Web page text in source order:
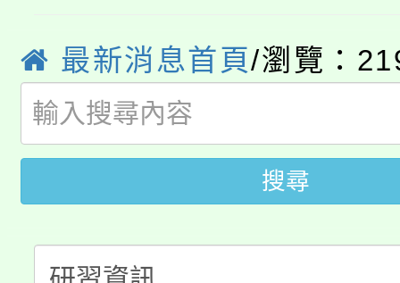
生本土語及新住民語歌
公告本校115學年度第
代理(課)教師甄選結果(
公告本校115學年度第
代理(課)教師甄選結果(
轉知中國文化大學推廣
《TA101》溝通分析基
程，歡迎學生輔導中心
轉知苗栗縣政府辦理
縣市「校園短影音徵選
桃園市115學年度學生
最新消息首頁/瀏覽：
搜尋